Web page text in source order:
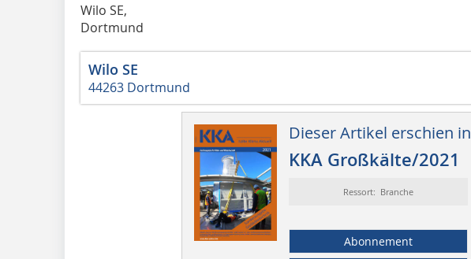
Wilo SE,
Dortmund
Wilo SE
44263 Dortmund
Dieser Artikel erschien in
KKA Großkälte/2021
Ressort: Branche
Abonnement